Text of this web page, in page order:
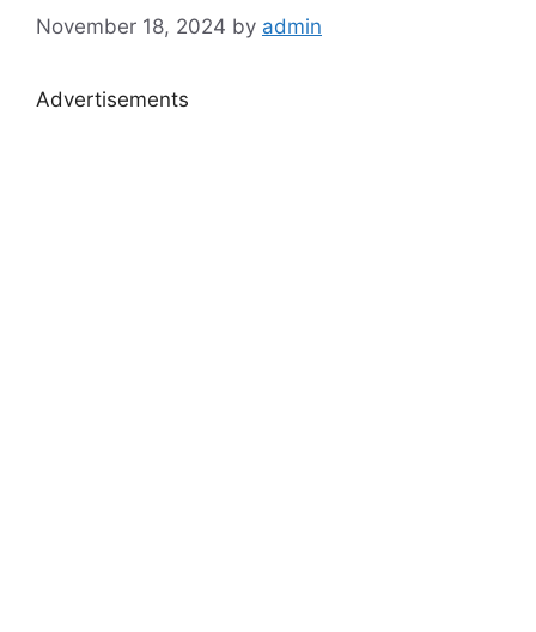
November 18, 2024 by admin
Advertisements